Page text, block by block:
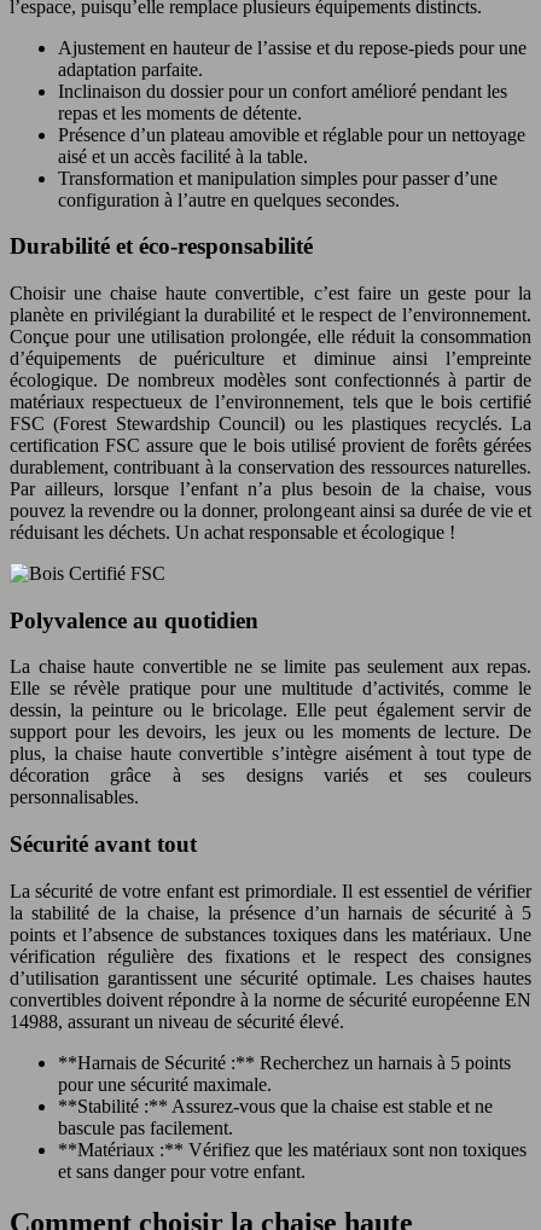
l’espace, puisqu’elle remplace plusieurs équipements distincts.
Ajustement en hauteur de l’assise et du repose-pieds pour une
adaptation parfaite.
Inclinaison du dossier pour un confort amélioré pendant les
repas et les moments de détente.
Présence d’un plateau amovible et réglable pour un nettoyage
aisé et un accès facilité à la table.
Transformation et manipulation simples pour passer d’une
configuration à l’autre en quelques secondes.
Durabilité et éco-responsabilité
Choisir une chaise haute convertible, c’est faire un geste pour la
planète en privilégiant la durabilité et le respect de l’environnement.
Conçue pour une utilisation prolongée, elle réduit la consommation
d’équipements de puériculture et diminue ainsi l’empreinte
écologique. De nombreux modèles sont confectionnés à partir de
matériaux respectueux de l’environnement, tels que le bois certifié
FSC (Forest Stewardship Council) ou les plastiques recyclés. La
certification FSC assure que le bois utilisé provient de forêts gérées
durablement, contribuant à la conservation des ressources naturelles.
Par ailleurs, lorsque l’enfant n’a plus besoin de la chaise, vous
pouvez la revendre ou la donner, prolongeant ainsi sa durée de vie et
réduisant les déchets. Un achat responsable et écologique !
Polyvalence au quotidien
La chaise haute convertible ne se limite pas seulement aux repas.
Elle se révèle pratique pour une multitude d’activités, comme le
dessin, la peinture ou le bricolage. Elle peut également servir de
support pour les devoirs, les jeux ou les moments de lecture. De
plus, la chaise haute convertible s’intègre aisément à tout type de
décoration grâce à ses designs variés et ses couleurs
personnalisables.
Sécurité avant tout
La sécurité de votre enfant est primordiale. Il est essentiel de vérifier
la stabilité de la chaise, la présence d’un harnais de sécurité à 5
points et l’absence de substances toxiques dans les matériaux. Une
vérification régulière des fixations et le respect des consignes
d’utilisation garantissent une sécurité optimale. Les chaises hautes
convertibles doivent répondre à la norme de sécurité européenne EN
14988, assurant un niveau de sécurité élevé.
**Harnais de Sécurité :** Recherchez un harnais à 5 points
pour une sécurité maximale.
**Stabilité :** Assurez-vous que la chaise est stable et ne
bascule pas facilement.
**Matériaux :** Vérifiez que les matériaux sont non toxiques
et sans danger pour votre enfant.
Comment choisir la chaise haute